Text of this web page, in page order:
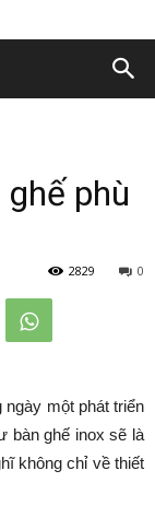
phù
0
2829
ngày một phát triển
bàn ghế inox sẽ là
không chỉ về thiết